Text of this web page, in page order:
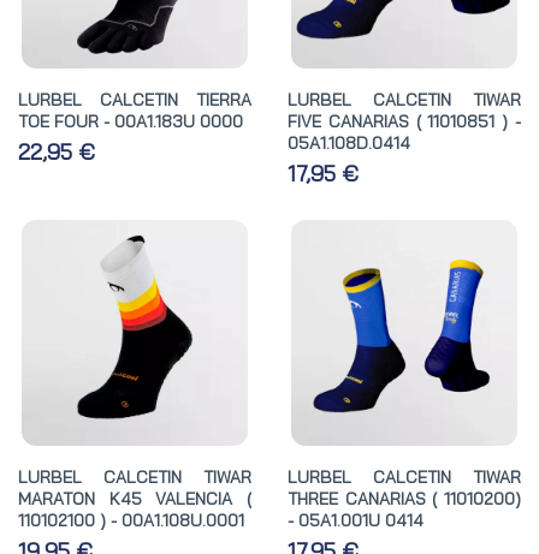
LURBEL CALCETIN TIERRA
TOE FOUR - 00A1.183U 0000
22,95 €
LURBEL CALCETIN TIWAR
FIVE CANARIAS ( 11010851 ) -
05A1.108D.0414
17,95 €
LURBEL CALCETIN TIWAR
MARATON K45 VALENCIA (
110102100 ) - 00A1.108U.0001
LURBEL CALCETIN TIWAR
THREE CANARIAS ( 11010200)
- 05A1.001U 0414